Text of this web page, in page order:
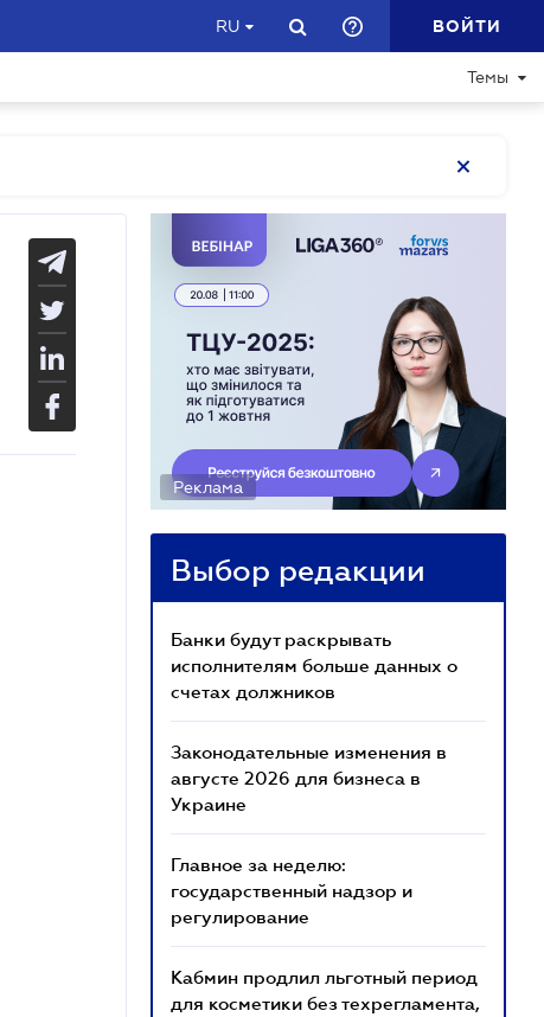
RU ВОЙТИ
Темы
Реклама
Выбор редакции
Банки будут раскрывать
исполнителям больше данных о
счетах должников
Законодательные изменения в
августе 2026 для бизнеса в
Украине
Главное за неделю:
государственный надзор и
регулирование
Кабмин продлил льготный период
для косметики без техрегламента,